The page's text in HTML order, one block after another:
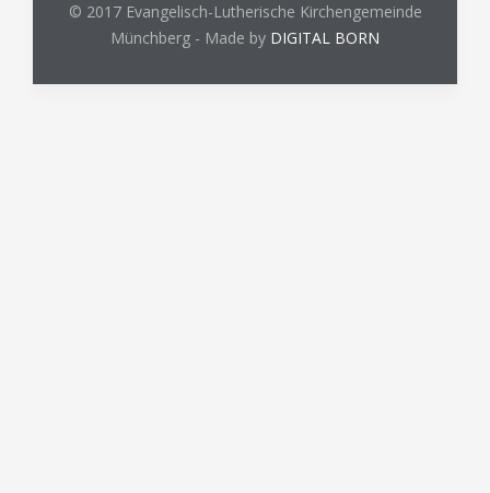
© 2017 Evangelisch-Lutherische Kirchengemeinde
Münchberg - Made by DIGITAL BORN